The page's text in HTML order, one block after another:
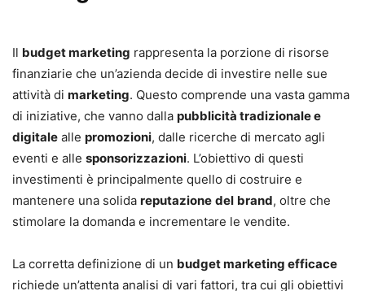
Il budget marketing rappresenta la porzione di risorse
finanziarie che un’azienda decide di investire nelle sue
attività di marketing. Questo comprende una vasta gamma
di iniziative, che vanno dalla pubblicità tradizionale e
digitale alle promozioni, dalle ricerche di mercato agli
eventi e alle sponsorizzazioni. L’obiettivo di questi
investimenti è principalmente quello di costruire e
mantenere una solida reputazione del brand, oltre che
stimolare la domanda e incrementare le vendite.
La corretta definizione di un budget marketing efficace
richiede un’attenta analisi di vari fattori, tra cui gli obiettivi